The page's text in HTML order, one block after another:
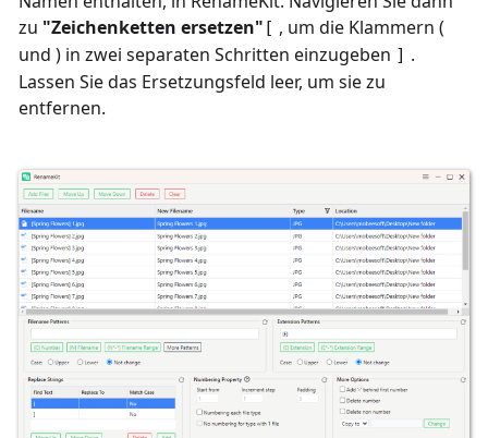
zu "Zeichenketten ersetzen" [ , um die Klammern (
und ) in zwei separaten Schritten einzugeben ] .
Lassen Sie das Ersetzungsfeld leer, um sie zu
entfernen.